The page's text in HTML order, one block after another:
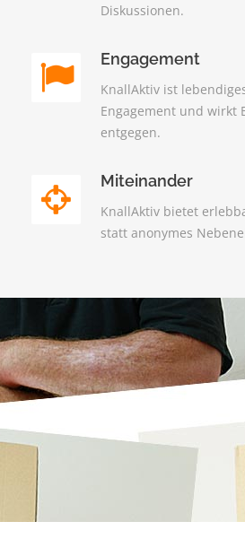
Diskussionen.
Engagement
KnallAktiv ist
Engagement und wirkt
entgegen.
Miteinander
KnallAktiv bietet
statt anonymes